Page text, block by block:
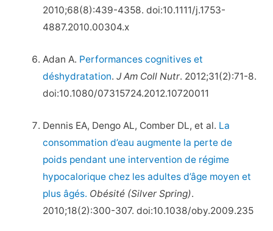
2010;68(8):439-4358. doi:10.1111/j.1753-
4887.2010.00304.x
Adan A. Performances cognitives et
déshydratation.J Am Coll Nutr. 2012;31(2):71-8.
doi:10.1080/07315724.2012.10720011
Dennis EA, Dengo AL, Comber DL, et al. La
consommation d’eau augmente la perte de
poids pendant une intervention de régime
hypocalorique chez les adultes d’âge moyen et
plus âgés. Obésité (Silver Spring).
2010;18(2):300-307. doi:10.1038/oby.2009.235